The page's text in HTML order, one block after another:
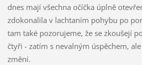
dnes mají všechna očíčka úplně
zdokonalila v lachtaním pohybu po
tam také pozorujeme, že se zkoušejí
čtyři - zatím s nevalným úspěchem,
změní.